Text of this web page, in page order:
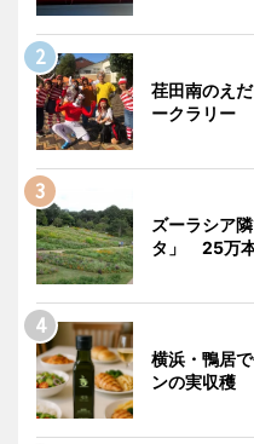
荏田南のえ
ークラリー
ズーラシア
タ」 25万
横浜・鴨居
ンの実収穫